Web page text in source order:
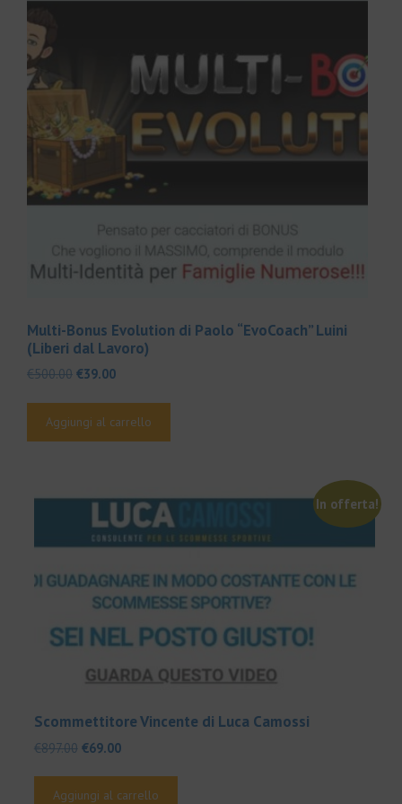
Multi-Bonus Evolution di Paolo “EvoCoach” Luini
(Liberi dal Lavoro)
€500.00 Il
era:
€39.00Il
è:
Aggiungi al carrello
In offerta!
Scommettitore Vincente di Luca Camossi
€897.00 Il
€69.00Il
Aggiungi al carrello